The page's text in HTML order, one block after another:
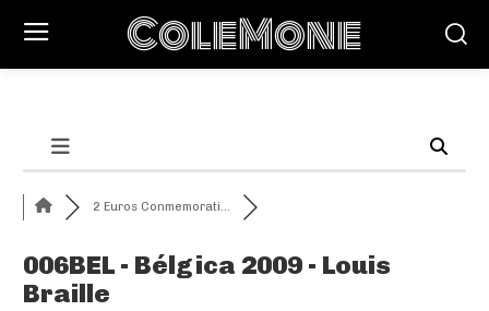
ColeMone
2 Euros Conmemorati...
006BEL - Bélgica 2009 - Louis
Braille